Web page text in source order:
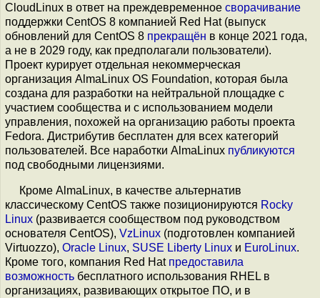
CloudLinux в ответ на преждевременное сворачивание
поддержки CentOS 8 компанией Red Hat (выпуск
обновлений для CentOS 8 прекращён в конце 2021 года,
а не в 2029 году, как предполагали пользователи).
Проект курирует отдельная некоммерческая
организация AlmaLinux OS Foundation, которая была
создана для разработки на нейтральной площадке с
участием сообщества и c использованием модели
управления, похожей на организацию работы проекта
Fedora. Дистрибутив бесплатен для всех категорий
пользователей. Все наработки AlmaLinux публикуются
под свободными лицензиями.
Кроме AlmaLinux, в качестве альтернатив
классическому CentOS также позиционируются Rocky
Linux (развивается сообществом под руководством
основателя CentOS), VzLinux (подготовлен компанией
Virtuozzo), Oracle Linux, SUSE Liberty Linux и EuroLinux.
Кроме того, компания Red Hat предоставила
возможность бесплатного использования RHEL в
организациях, развивающих открытое ПО, и в